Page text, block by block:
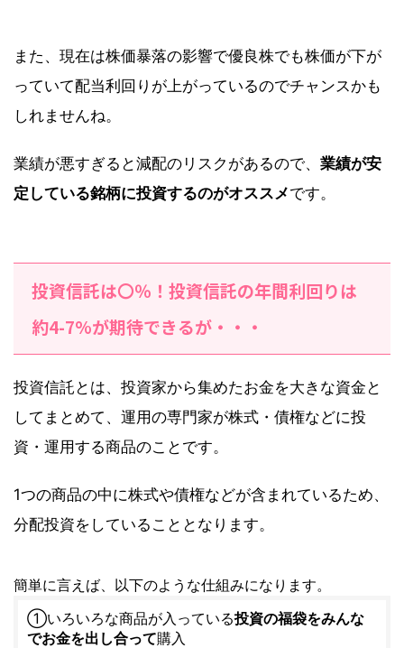
また、現在は株価暴落の影響で優良株でも株価が下が
っていて配当利回りが上がっているのでチャンスかも
しれませんね。
業績が悪すぎると減配のリスクがあるので、 業績が安
定している銘柄に投資するのがオススメです。
投資信託は〇％！投資信託の年間利回りは
約4-7%が期待できるが・・・
投資信託とは、投資家から集めたお金を大きな資金と
してまとめて、運用の専門家が株式・債権などに投
資・運用する商品のことです。
1つの商品の中に株式や債権などが含まれているため、
分配投資をしていることとなります。
簡単に言えば、以下のような仕組みになります。
①いろいろな商品が入っている投資の福袋をみんな
でお金を出し合って購入